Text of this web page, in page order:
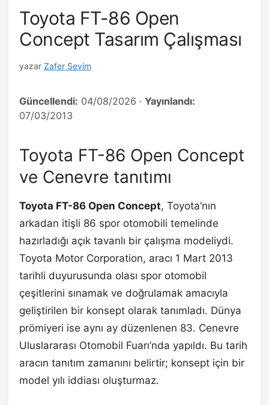
Toyota FT-86 Open
Concept Tasarım Çalışması
yazar Zafer Sevim
Güncellendi: 04/08/2026 · Yayınlandı:
07/03/2013
Toyota FT-86 Open Concept
ve Cenevre tanıtımı
Toyota FT-86 Open Concept, Toyota’nın
arkadan itişli 86 spor otomobili temelinde
hazırladığı açık tavanlı bir çalışma modeliydi.
Toyota Motor Corporation, aracı 1 Mart 2013
tarihli duyurusunda olası spor otomobil
çeşitlerini sınamak ve doğrulamak amacıyla
geliştirilen bir konsept olarak tanımladı. Dünya
prömiyeri ise aynı ay düzenlenen 83. Cenevre
Uluslararası Otomobil Fuarı’nda yapıldı. Bu tarih
aracın tanıtım zamanını belirtir; konsept için bir
model yılı iddiası oluşturmaz.